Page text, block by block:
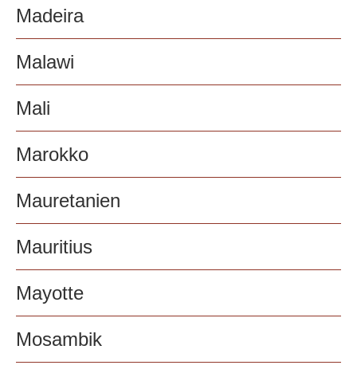
Madeira
Malawi
Mali
Marokko
Mauretanien
Mauritius
Mayotte
Mosambik